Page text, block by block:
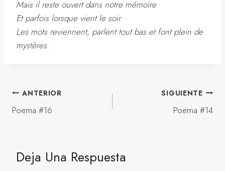
Mais il reste ouvert dans notre mémoire
Et parfois lorsque vient le soir
Les mots reviennent, parlent tout bas et font plein de
mystères.
Navegación
Entradas
ANTERIOR
Poema #16
SIGUIENTE
Poema #14
Deja Una Respuesta